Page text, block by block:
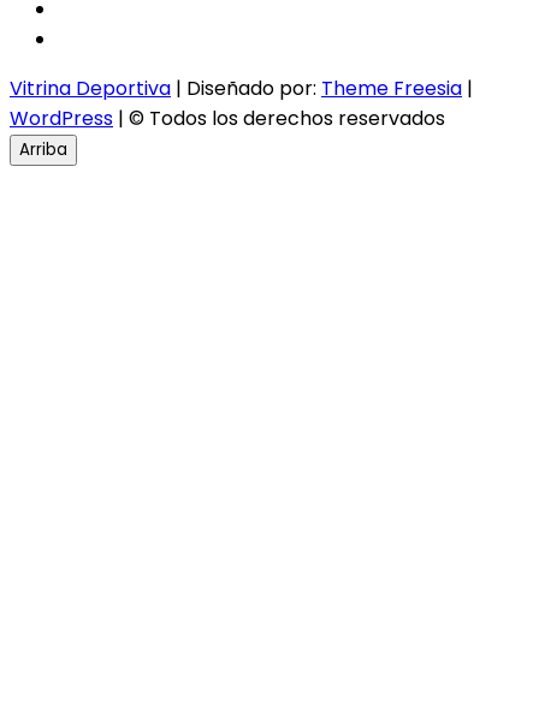
Vitrina Deportiva | Diseñado por: Theme Freesia |
WordPress | © Todos los derechos reservados
Arriba